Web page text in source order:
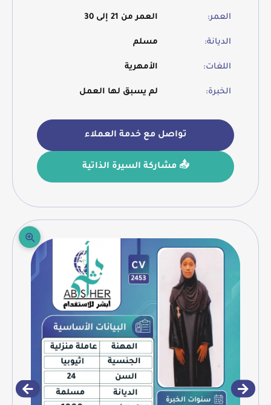
العمر: العمر من 21 إلى 30
الديانة: مسلم
اللغات: الأمهرية
الخبرة: لم يسبق لها العمل
تواصل مع خدمة العملاء
📤 مشاركة السيرة الذاتية